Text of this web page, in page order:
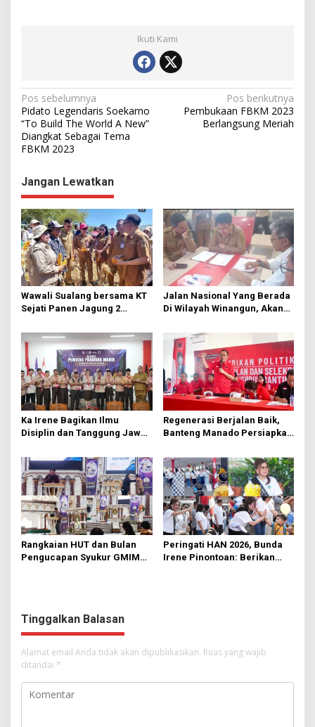
Ikuti Kami
N
a
v
g
a
s
i
p
o
s
Pos sebelumnya
Pidato Legendaris Soekarno
“To Build The World A New”
Diangkat Sebagai Tema
FBKM 2023
Pos berikutnya
Pembukaan FBKM 2023
Berlangsung Meriah
Jangan Lewatkan
Wawali Sualang bersama KT
Sejati Panen Jagung 2
Jalan Nasional Yang Berada
Di Wilayah Winangun, Akan
Ka Irene Bagikan Ilmu
Disiplin dan Tanggung Jawab
Manado
Regenerasi Berjalan Baik,
Banteng Manado Persiapkan
Rumput
Rangkaian HUT dan Bulan
Pengucapan Syukur GMIM
Peringati HAN 2026, Bunda
Irene Pinontoan: Berikan
Tinggalkan Balasan
Alamat email Anda tidak akan dipublikasikan. Ruas yang wajib
ditandai *